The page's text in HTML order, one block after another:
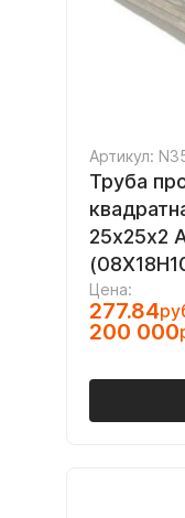
Артикул:
Труба
25х25х2
Цена:
277.84
200 000